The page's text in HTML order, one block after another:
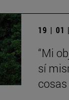
19 | 01
“Mi
sí